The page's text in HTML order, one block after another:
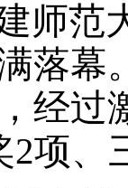
师范
落幕
， 经过
2项、